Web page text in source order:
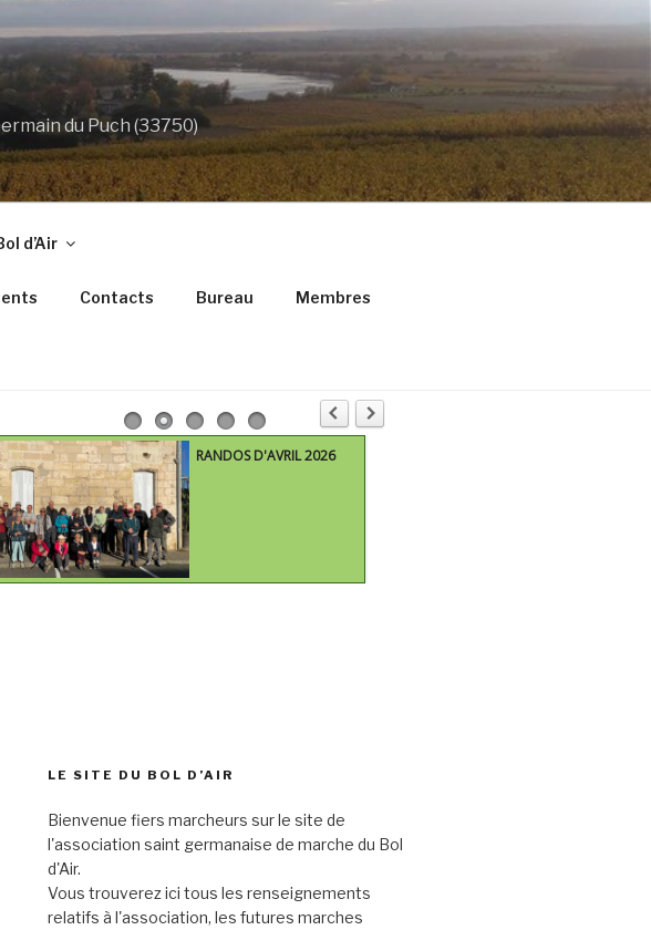
du Puch (33750)
d’Air
Contacts Bureau Membres
RANDOS D'AVRIL 2026
LE SITE DU BOL D’AIR
Bienvenue fiers marcheurs sur le site de
l'association saint germanaise de marche du Bol
d'Air.
Vous trouverez ici tous les renseignements
relatifs à l'association, les futures marches